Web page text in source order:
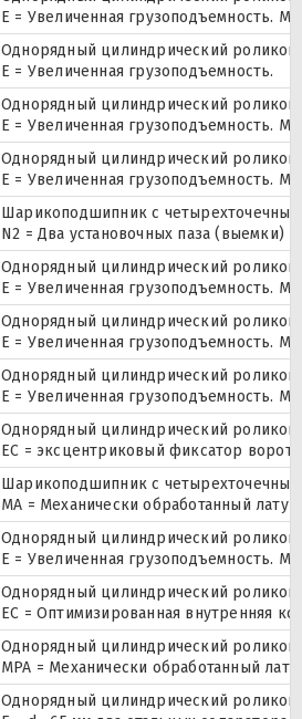
E = Увеличенная грузоподъемность.
Однорядный цилиндрический
Е = Увеличенная грузоподъемность.
Однорядный цилиндрический
E = Увеличенная грузоподъемность.
Однорядный цилиндрический
E = Увеличенная грузоподъемность.
Шарикоподшипник с четырехточечным
N2 = Два установочных паза (выемки)
Однорядный цилиндрический
E = Увеличенная грузоподъемность.
Однорядный цилиндрический
E = Увеличенная грузоподъемность.
Однорядный цилиндрический
E = Увеличенная грузоподъемность.
Однорядный цилиндрический
EC = эксцентриковый фиксатор
Шарикоподшипник с четырехточечным
MA = Механически обработанный
Однорядный цилиндрический
E = Увеличенная грузоподъемность.
Однорядный цилиндрический
EC = Оптимизированная внутренняя
Однорядный цилиндрический
MPA = Механически обработанный
Однорядный цилиндрический